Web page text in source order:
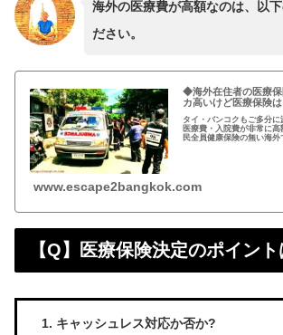
海外の医療費が高額なのは、以
ださい。
◆海外在住者の医療
カ高いけど医療保険
タイ・バンコクもご多分に
医療費・入院費が非常に
民全員健康保険の無い海外
www.escape2bangkok.com
【Q】医療保険決定のポイント
キャッシュレス対応か否か?